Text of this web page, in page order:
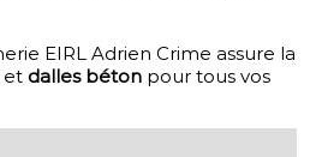
EIRL Adrien Crime assure la
et dalles béton pour tous vos